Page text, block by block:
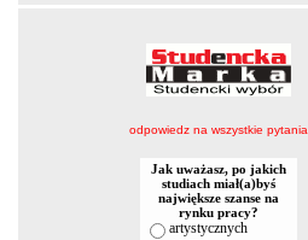
odpowiedz na wszystkie pytania